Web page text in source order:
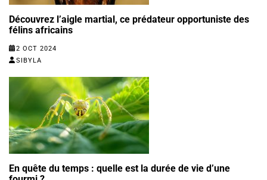
Découvrez l’aigle martial, ce prédateur opportuniste des
félins africains
2 OCT 2024
SIBYLA
En quête du temps : quelle est la durée de vie d’une